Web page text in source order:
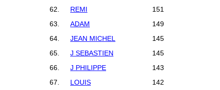
62.
REMI
151
63.
ADAM
149
64.
JEAN MICHEL
145
65.
J SEBASTIEN
145
66.
J PHILIPPE
143
67.
LOUIS
142